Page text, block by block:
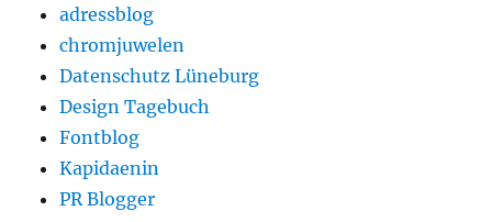
adressblog
chromjuwelen
Datenschutz Lüneburg
Design Tagebuch
Fontblog
Kapidaenin
PR Blogger